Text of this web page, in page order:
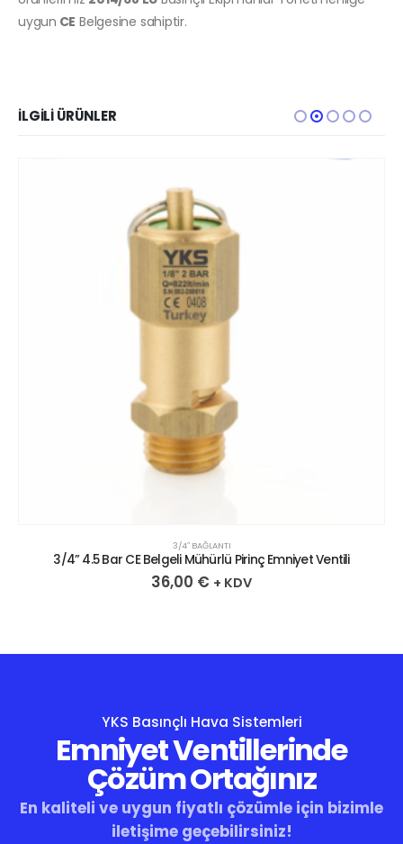
uygun CE Belgesine sahiptir.
İLGILI ÜRÜNLER
3/4″ BAĞLANTI
3/4” 4.5 Bar CE Belgeli Mühürlü Pirinç Emniyet Ventili
36,00 € + KDV
YKS Basınçlı Hava Sistemleri
Emniyet Ventillerinde
Çözüm Ortağınız
En kaliteli ve uygun fiyatlı çözümle için bizimle
iletişime geçebilirsiniz!